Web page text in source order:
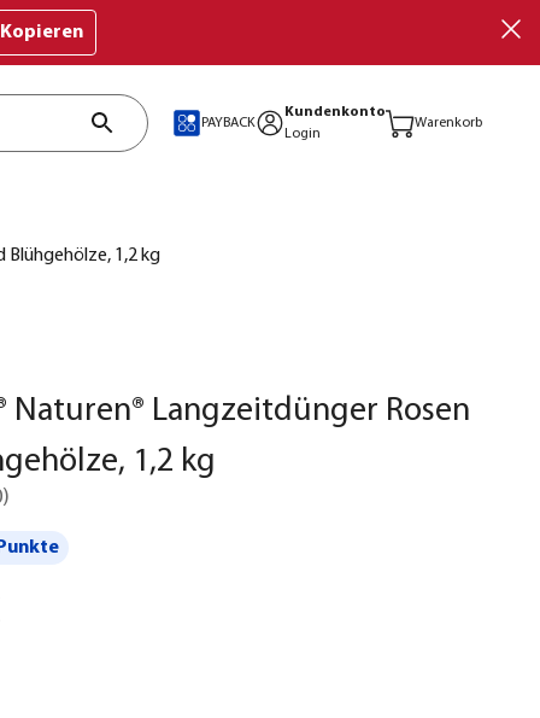
Kopieren
PAYBACK
Kundenkonto
Login
Warenkorb
Blühgehölze, 1,2 kg
Naturen® Langzeitdünger Rosen
1,2 kg
)